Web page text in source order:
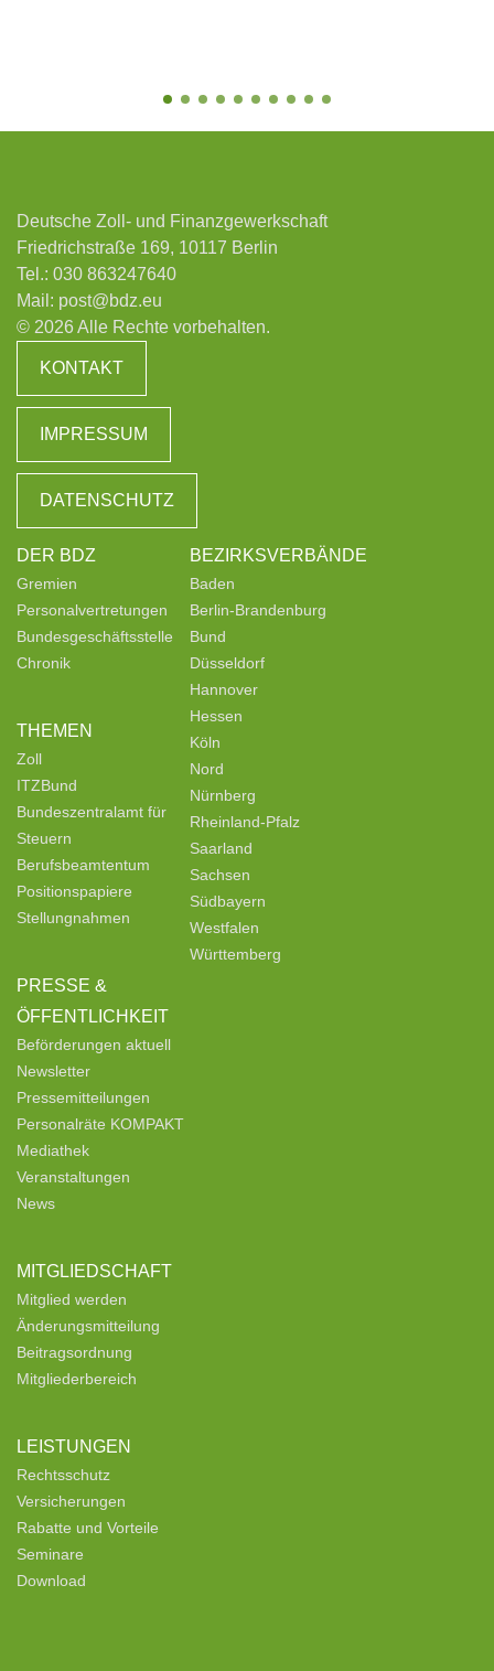
Deutsche Zoll- und Finanzgewerkschaft
Friedrichstraße 169, 10117 Berlin
Tel.: 030 863247640
Mail: post@bdz.eu
© 2026 Alle Rechte vorbehalten.
KONTAKT
IMPRESSUM
DATENSCHUTZ
DER BDZ
Gremien
Personalvertretungen
Bundesgeschäftsstelle
Chronik
THEMEN
Zoll
ITZBund
Bundeszentralamt für
Steuern
Berufsbeamtentum
Positionspapiere
Stellungnahmen
PRESSE &
ÖFFENTLICHKEIT
Beförderungen aktuell
Newsletter
Pressemitteilungen
Personalräte KOMPAKT
Mediathek
Veranstaltungen
News
MITGLIEDSCHAFT
Mitglied werden
Änderungsmitteilung
Beitragsordnung
Mitgliederbereich
LEISTUNGEN
Rechtsschutz
Versicherungen
Rabatte und Vorteile
Seminare
Download
BEZIRKSVERBÄNDE
Baden
Berlin-Brandenburg
Bund
Düsseldorf
Hannover
Hessen
Köln
Nord
Nürnberg
Rheinland-Pfalz
Saarland
Sachsen
Südbayern
Westfalen
Württemberg